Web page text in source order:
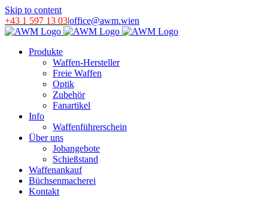
Skip to content
+43 1 597 13 03|office@awm.wien
Produkte
Waffen-Hersteller
Freie Waffen
Optik
Zubehör
Fanartikel
Info
Waffenführerschein
Über uns
Jobangebote
Schießstand
Waffenankauf
Büchsenmacherei
Kontakt